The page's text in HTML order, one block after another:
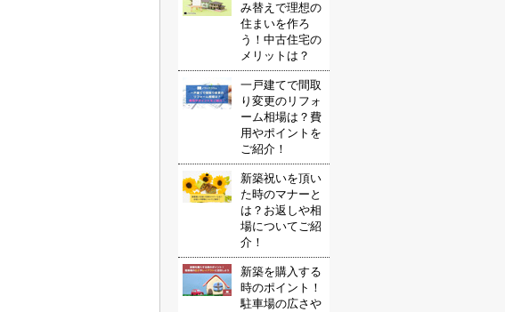
み替えで理想の
住まいを作ろ
う！中古住宅の
メリットは？
一戸建てで間取
り変更のリフォ
ーム相場は？費
用やポイントを
ご紹介！
新築祝いを頂い
た時のマナーと
は？お返しや相
場についてご紹
介！
新築を購入する
時のポイント！
駐車場の広さや